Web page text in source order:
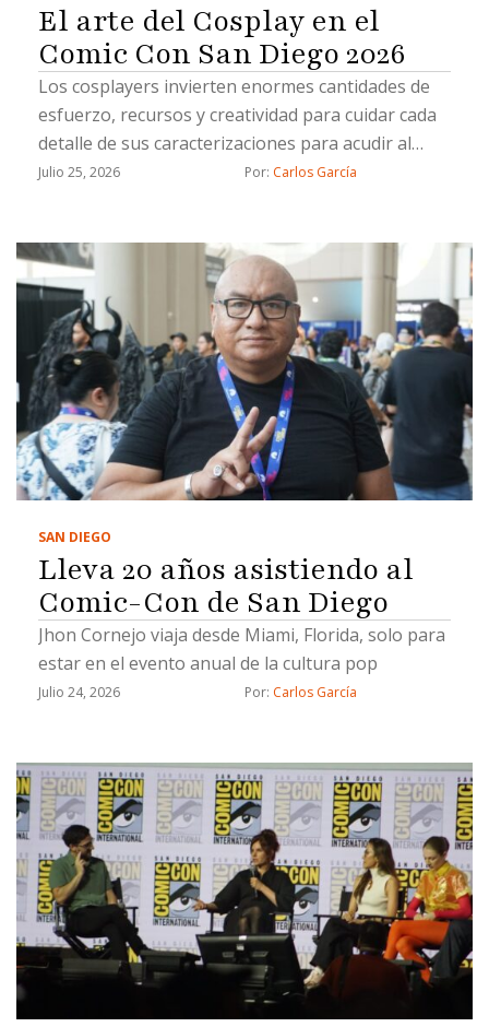
El arte del Cosplay en el
Comic Con San Diego 2026
Los cosplayers invierten enormes cantidades de
esfuerzo, recursos y creatividad para cuidar cada
detalle de sus caracterizaciones para acudir al
Comic Con
Julio 25, 2026 Por: Carlos García
SAN DIEGO
Lleva 20 años asistiendo al
Comic-Con de San Diego
Jhon Cornejo viaja desde Miami, Florida, solo para
estar en el evento anual de la cultura pop
Julio 24, 2026 Por: Carlos García